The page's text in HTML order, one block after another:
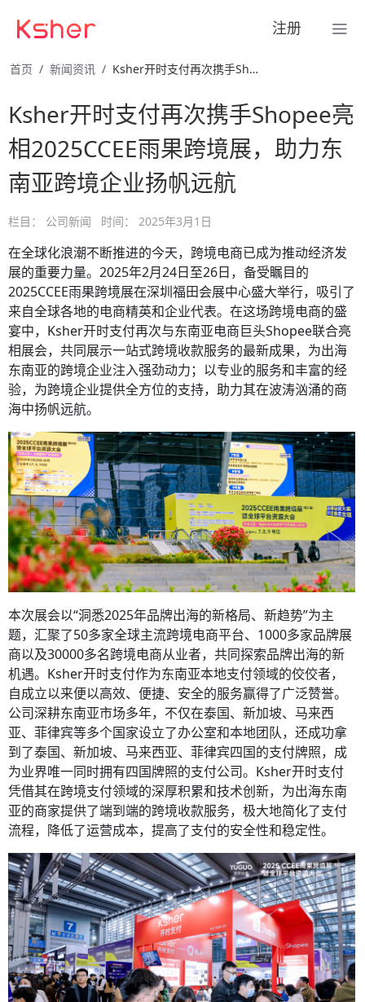
注册
首页 新闻资讯 Ksher开时支付再次携手Shopee亮相2025CCEE雨 …
Ksher开时支付再次携手Shopee亮
相2025CCEE雨果跨境展，助力东
南亚跨境企业扬帆远航
栏目： 公司新闻 时间： 2025年3月1日
在全球化浪潮不断推进的今天，跨境电商已成为推动经济发
展的重要力量。2025年2月24日至26日，备受瞩目的
2025CCEE雨果跨境展在深圳福田会展中心盛大举行，吸引了
来自全球各地的电商精英和企业代表。在这场跨境电商的盛
宴中，Ksher开时支付再次与东南亚电商巨头Shopee联合亮
相展会，共同展示一站式跨境收款服务的最新成果，为出海
东南亚的跨境企业注入强劲动力；以专业的服务和丰富的经
验，为跨境企业提供全方位的支持，助力其在波涛汹涌的商
海中扬帆远航。
本次展会以“洞悉2025年品牌出海的新格局、新趋势”为主
题，汇聚了50多家全球主流跨境电商平台、1000多家品牌展
商以及30000多名跨境电商从业者，共同探索品牌出海的新
机遇。Ksher开时支付作为东南亚本地支付领域的佼佼者，
自成立以来便以高效、便捷、安全的服务赢得了广泛赞誉。
公司深耕东南亚市场多年，不仅在泰国、新加坡、马来西
亚、菲律宾等多个国家设立了办公室和本地团队，还成功拿
到了泰国、新加坡、马来西亚、菲律宾四国的支付牌照，成
为业界唯一同时拥有四国牌照的支付公司。Ksher开时支付
凭借其在跨境支付领域的深厚积累和技术创新，为出海东南
亚的商家提供了端到端的跨境收款服务，极大地简化了支付
流程，降低了运营成本，提高了支付的安全性和稳定性。